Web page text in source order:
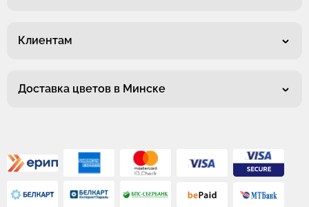
Клиентам
Доставка цветов в Минске